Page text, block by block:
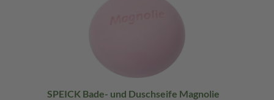
SPEICK Bade- und Duschseife Magnolie